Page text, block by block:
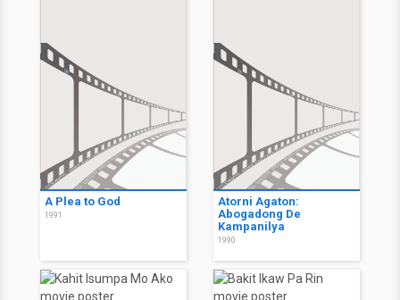
A Plea to God
1991
Atorni Agaton:
Abogadong De
Kampanilya
1990